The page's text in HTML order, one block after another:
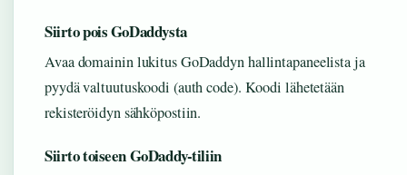
Siirto pois GoDaddysta
Avaa domainin lukitus GoDaddyn hallintapaneelista ja
pyydä valtuutuskoodi (auth code). Koodi lähetetään
rekisteröidyn sähköpostiin.
Siirto toiseen GoDaddy-tiliin